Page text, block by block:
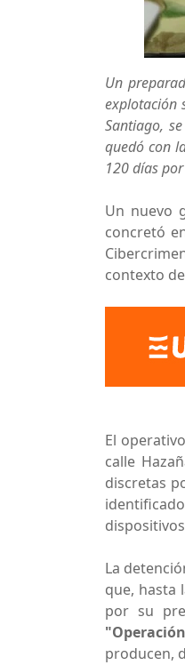
Un
explotación
Santiago,
quedó con
120 días
Un nuevo
concretó
contexto
El
calle
discretas
La
que, hasta
por su
producen,